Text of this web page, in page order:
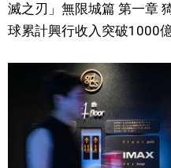
日本入門
政治外交
滅之刃」無限城篇 第一章
球累計興行收入突破1000